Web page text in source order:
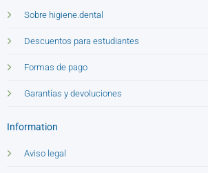
Sobre higiene.dental
Descuentos para estudiantes
Formas de pago
Garantías y devoluciones
Information
Aviso legal